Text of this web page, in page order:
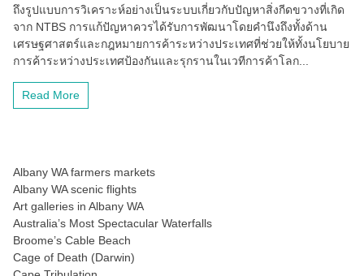
ถึงรูปแบบการวิเคราะห์อย่างเป็นระบบเกี่ยวกับปัญหาสิ่งกีดขวางที่เกิด
จาก NTBS การแก้ปัญหาควรได้รับการพัฒนาโดยคำนึงถึงทั้งด้าน
เศรษฐศาสตร์และกฎหมายการค้าระหว่างประเทศที่ช่วยให้ทั้งนโยบาย
การค้าระหว่างประเทศป้องกันและรุกรานในเวทีการค้าโลก...
Read More
Albany WA farmers markets
Albany WA scenic flights
Art galleries in Albany WA
Australia’s Most Spectacular Waterfalls
Broome’s Cable Beach
Cage of Death (Darwin)